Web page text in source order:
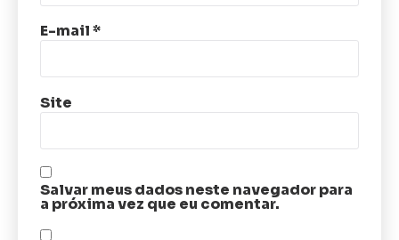
E-mail*
Site
Salvar meus dados neste navegador para
a próxima vez que eu comentar.